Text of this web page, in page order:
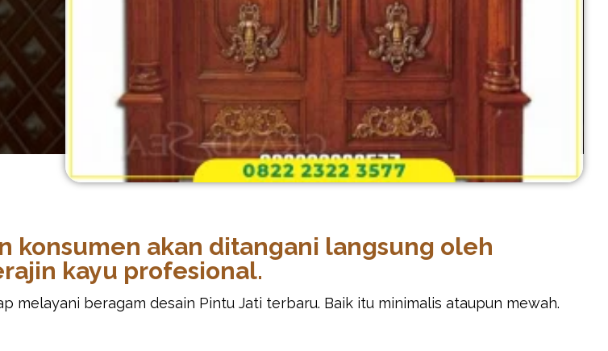
konsumen akan ditangani langsung oleh
kayu profesional.
melayani beragam desain Pintu Jati terbaru. Baik itu minimalis ataupun mewah.